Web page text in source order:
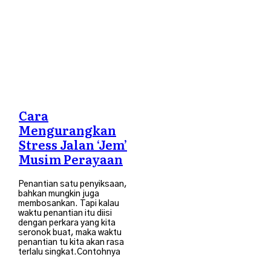
Cara
Mengurangkan
Stress Jalan ‘Jem’
Musim Perayaan
Penantian satu penyiksaan,
bahkan mungkin juga
membosankan. Tapi kalau
waktu penantian itu diisi
dengan perkara yang kita
seronok buat, maka waktu
penantian tu kita akan rasa
terlalu singkat.Contohnya